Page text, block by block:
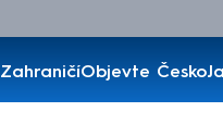
ZahraničíObjevte Česko